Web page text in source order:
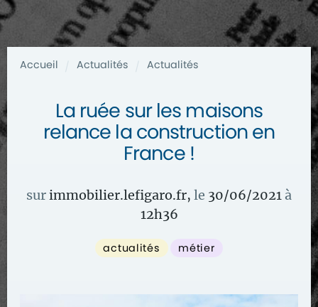
Accueil Actualités Actualités
La ruée sur les maisons
relance la construction en
France !
surimmobilier.lefigaro.fr, le 30/06/2021 à
12h36
actualités métier